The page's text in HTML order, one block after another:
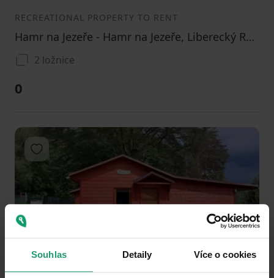
Souhlas Detaily Více o cookies
RECREATIONAL PROPERTY TO RENT
Hamr na Jezeře - Hamr na Jezeře, Liberecký Region
2 ložnice
0
12 3
Add to favorites